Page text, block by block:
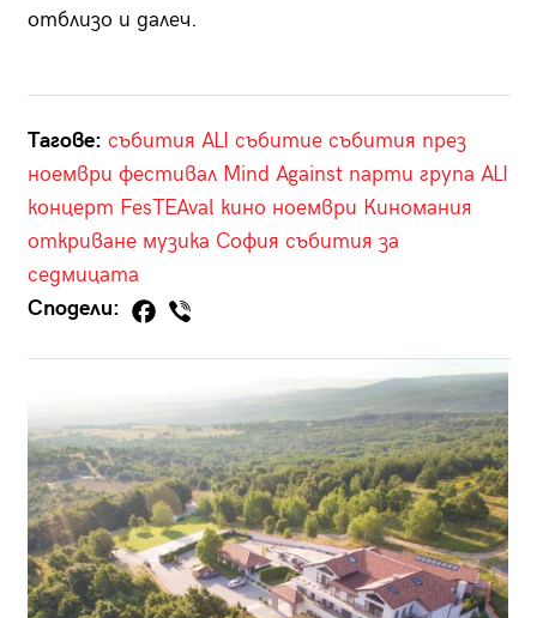
отблизо и далеч.
Тагове: събития ALI събитие събития през
ноември фестивал Mind Against парти група ALI
концерт FesTEAval кино ноември Киномания
откриване музика София събития за
седмицата
Сподели: